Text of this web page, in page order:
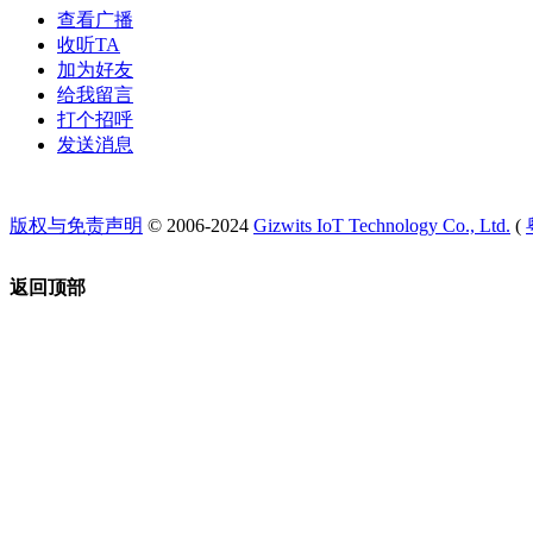
查看广播
收听TA
加为好友
给我留言
打个招呼
发送消息
版权与免责声明 © 2006-2024 Gizwits IoT Technology Co., Ltd. (
返回顶部